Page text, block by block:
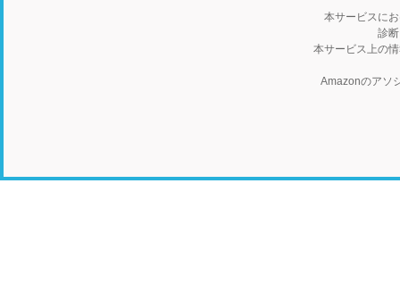
本サービスに
診
本サービス上の
Amazonのアソ